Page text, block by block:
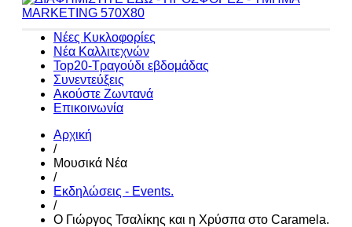
Νέες Κυκλοφορίες
Νέα Καλλιτεχνών
Top20-Τραγούδι εβδομάδας
Συνεντεύξεις
Ακούστε Ζωντανά
Επικοινωνία
Αρχική
/
Μουσικά Νέα
/
Εκδηλώσεις - Events.
/
Ο Γιώργος Τσαλίκης και η Χρύσπα στο Caramela.